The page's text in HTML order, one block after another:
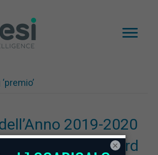
2019-2020
Manager Award
×